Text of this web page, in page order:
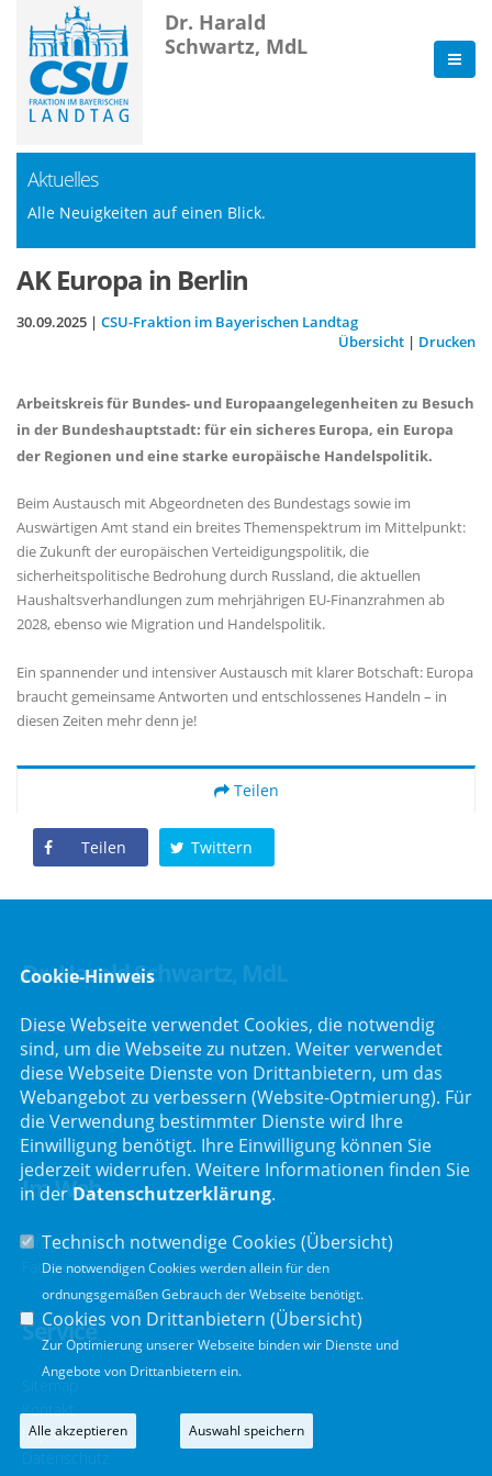
Dr. Harald
Schwartz, MdL
Aktuelles
Alle Neuigkeiten auf einen Blick.
AK Europa in Berlin
30.09.2025 | CSU-Fraktion im Bayerischen Landtag
Übersicht | Drucken
Arbeitskreis für Bundes- und Europaangelegenheiten zu Besuch
in der Bundeshauptstadt: für ein sicheres Europa, ein Europa
der Regionen und eine starke europäische Handelspolitik.
Beim Austausch mit Abgeordneten des Bundestags sowie im
Auswärtigen Amt stand ein breites Themenspektrum im Mittelpunkt:
die Zukunft der europäischen Verteidigungspolitik, die
sicherheitspolitische Bedrohung durch Russland, die aktuellen
Haushaltsverhandlungen zum mehrjährigen EU-Finanzrahmen ab
2028, ebenso wie Migration und Handelspolitik.
Ein spannender und intensiver Austausch mit klarer Botschaft: Europa
braucht gemeinsame Antworten und entschlossenes Handeln – in
diesen Zeiten mehr denn je!
Teilen
Teilen Twittern
Dr. Harald Schwartz, MdL
Bayreuther Straße 6
92237 Sulzbach-Rosenberg
Telefon :+49 (9661) 9065865
Telefax : +49 (9661) 9065866
E-Mail :info@harald-schwartz.de
Im Web
Internet
Facebook
Service
Sitemap
Kontakt
Impressum
Datenschutz
Cookie-Hinweis
Diese Webseite verwendet Cookies, die notwendig
sind, um die Webseite zu nutzen. Weiter verwendet
diese Webseite Dienste von Drittanbietern, um das
Webangebot zu verbessern (Website-Optmierung). Für
die Verwendung bestimmter Dienste wird Ihre
Einwilligung benötigt. Ihre Einwilligung können Sie
jederzeit widerrufen. Weitere Informationen finden Sie
in derDatenschutzerklärung.
Technisch notwendige Cookies (Übersicht)
Die notwendigen Cookies werden allein für den
ordnungsgemäßen Gebrauch der Webseite benötigt.
Cookies von Drittanbietern (Übersicht)
Zur Optimierung unserer Webseite binden wir Dienste und
Angebote von Drittanbietern ein.
Alle akzeptieren Auswahl speichern